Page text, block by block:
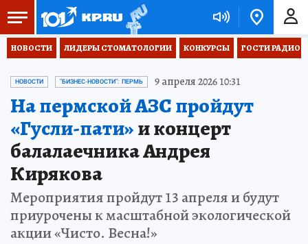
НОВОСТИ ЛИДЕРЫ СТОМАТОЛОГИИ КОНКУРСЫ ГОСТИ РАДИО
НОВОСТИ "БИЗНЕС-НОВОСТИ": ПЕРМЬ 9 апреля 2026 10:31
На пермской АЗС пройдут
«Гусли-пати»и концерт
балалаечника Андрея
Кирякова
Мероприятия пройдут 13 апреля и будут
приурочены к масштабной экологической
акции «Чисто. Весна!»